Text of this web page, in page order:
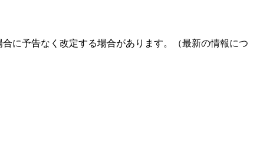
に予告なく改定する場合があります。（最新の情報につ